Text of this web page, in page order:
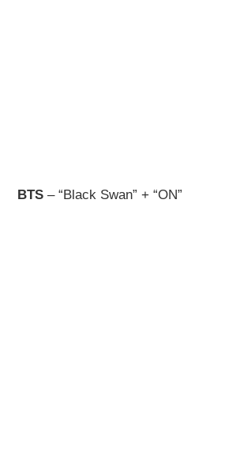
BTS – “Black Swan” + “ON”